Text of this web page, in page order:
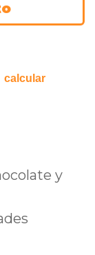
calcular
y